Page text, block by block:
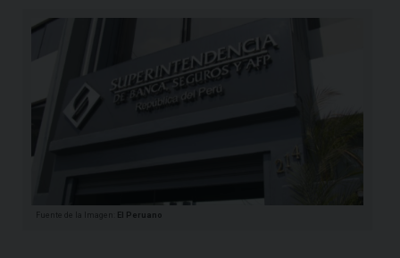
Fuente de la Imagen: El Peruano